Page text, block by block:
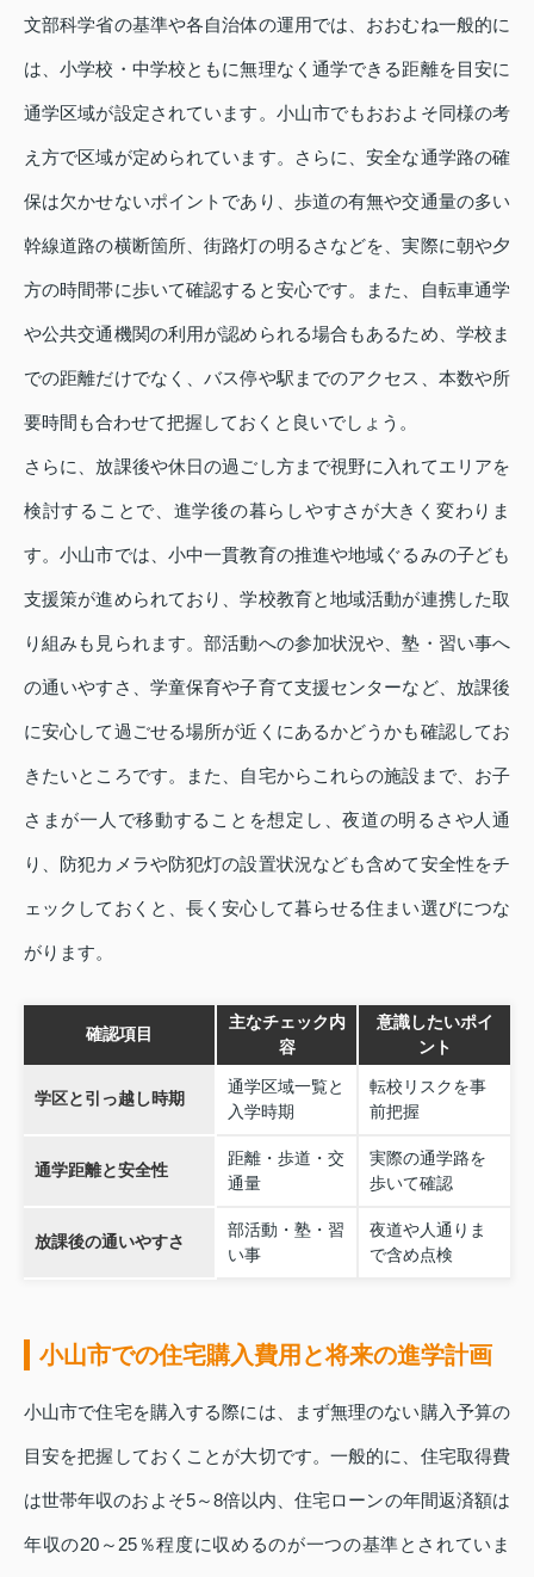
文部科学省の基準や各自治体の運用では、おおむね一般的に
は、小学校・中学校ともに無理なく通学できる距離を目安に
通学区域が設定されています。小山市でもおおよそ同様の考
え方で区域が定められています。さらに、安全な通学路の確
保は欠かせないポイントであり、歩道の有無や交通量の多い
幹線道路の横断箇所、街路灯の明るさなどを、実際に朝や夕
方の時間帯に歩いて確認すると安心です。また、自転車通学
や公共交通機関の利用が認められる場合もあるため、学校ま
での距離だけでなく、バス停や駅までのアクセス、本数や所
要時間も合わせて把握しておくと良いでしょう。
さらに、放課後や休日の過ごし方まで視野に入れてエリアを
検討することで、進学後の暮らしやすさが大きく変わりま
す。小山市では、小中一貫教育の推進や地域ぐるみの子ども
支援策が進められており、学校教育と地域活動が連携した取
り組みも見られます。部活動への参加状況や、塾・習い事へ
の通いやすさ、学童保育や子育て支援センターなど、放課後
に安心して過ごせる場所が近くにあるかどうかも確認してお
きたいところです。また、自宅からこれらの施設まで、お子
さまが一人で移動することを想定し、夜道の明るさや人通
り、防犯カメラや防犯灯の設置状況なども含めて安全性をチ
ェックしておくと、長く安心して暮らせる住まい選びにつな
がります。
確認項目
主なチェック内
容
意識したいポイ
ント
学区と引っ越し時期
通学区域一覧と
入学時期
転校リスクを事
前把握
通学距離と安全性
距離・歩道・交
通量
実際の通学路を
歩いて確認
放課後の通いやすさ
部活動・塾・習
い事
夜道や人通りま
で含め点検
小山市での住宅購入費用と将来の進学計画
小山市で住宅を購入する際には、まず無理のない購入予算の
目安を把握しておくことが大切です。一般的に、住宅取得費
は世帯年収のおよそ5～8倍以内、住宅ローンの年間返済額は
年収の20～25％程度に収めるのが一つの基準とされていま